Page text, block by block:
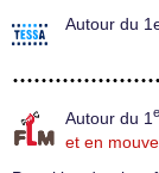
Autour du
Autour du 1
et en